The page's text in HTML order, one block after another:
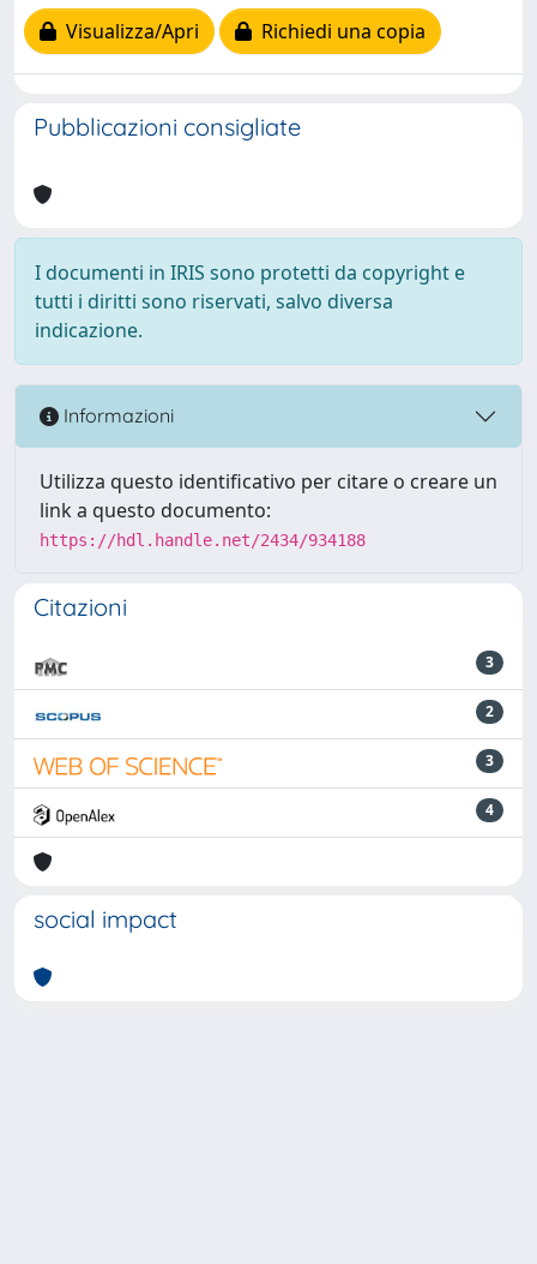
Visualizza/Apri
Richiedi una copia
Pubblicazioni consigliate
I documenti in IRIS sono protetti da copyright e
tutti i diritti sono riservati, salvo diversa
indicazione.
Informazioni
Utilizza questo identificativo per citare o creare un
link a questo documento:
https://hdl.handle.net/2434/934188
Citazioni
3
2
3
4
social impact